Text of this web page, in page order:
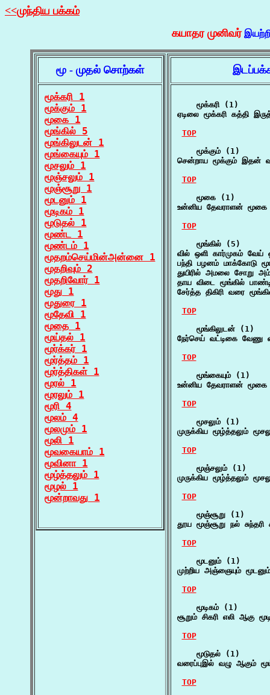
<<முந்திய பக்கம்
கயாதர முனிவர்
மூ - முதல் சொற்கள்
மூக்கரி 1
மூக்கும் 1
மூகை 1
மூங்கில் 5
மூங்கிலுடன் 1
மூங்கையும் 1
மூசலும் 1
மூஞ்சலும் 1
மூஞ்சூறு 1
மூடனும் 1
மூடிகம் 1
மூடுதல் 1
மூண்ட 1
மூண்டம் 1
மூதறம்செய்மின்அன்னை 1
மூதறிவும் 2
மூதறிவோர் 1
மூது 1
மூதுரை 1
மூதேவி 1
மூதை 1
மூய்தல் 1
மூர்க்கர் 1
மூர்த்தம் 1
மூர்த்திகள் 1
மூரல் 1
மூரலும் 1
மூரி 4
மூலம் 4
மூலமும் 1
மூலி 1
மூவகையாம் 1
மூவினா 1
மூழ்த்தலும் 1
மூழல் 1
மூன்றாவது 1
    மூக்கரி (1)
ஏடிலை மூக்கரி கத்தி
TOP
    மூக்கும் (1)
சென்றாய மூக்கும் இதன்
TOP
    மூகை (1)
உன்னிய தேவராளன்
TOP
    மூங்கில் (5)
வில் ஒளி கார்முகம்
பந்தி பழனம் மாக்கோடு
துயிரில் அமலை சோறு
தாய விடை மூங்கில்
சேர்த்த திகிரி வரை
TOP
    மூங்கிலுடன் (1)
நேர்செய் வட்டிகை
TOP
    மூங்கையும் (1)
உன்னிய தேவராளன்
TOP
    மூசலும் (1)
முருக்கிய மூழ்த்தலும்
TOP
    மூஞ்சலும் (1)
முருக்கிய மூழ்த்தலும்
TOP
    மூஞ்சூறு (1)
தூய மூஞ்சூறு நல்
TOP
    மூடனும் (1)
முற்றிய அஞ்ஞையும்
TOP
    மூடிகம் (1)
சூறும் சிகரி எலி ஆகு
TOP
    மூடுதல் (1)
வரைப்புஇல் வழு ஆகும்
TOP